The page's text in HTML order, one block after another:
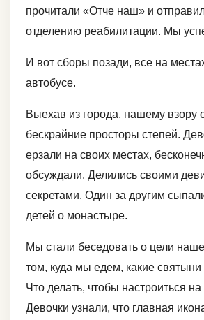
прочитали «Отче наш» и
отделению реабилитации. Мы
И вот сборы позади, все на
автобусе.
Выехав из города, нашему взору
бескрайние просторы степей.
ерзали на своих местах,
обсуждали. Делились своими
секретами. Один за другим
детей о монастыре.
Мы стали беседовать о цели
том, куда мы едем, какие
Что делать, чтобы настроиться на
Девочки узнали, что главная